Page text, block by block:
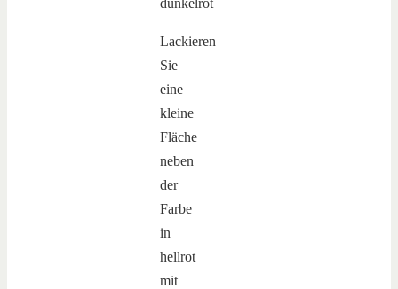
Lackieren
Sie
eine
kleine
Fläche
neben
der
Farbe
in
hellrot
mit